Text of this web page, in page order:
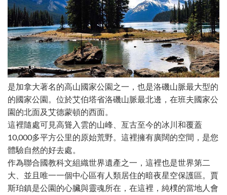
是加拿大著名的高山國家公園之一，也是洛磯山脈最大型的
的國家公園。位於艾伯塔省洛磯山脈最北邊，在班夫國家公
園的北面及艾德蒙頓的西面。
這裡隨處可見高聳入雲的山峰、亙古至今的冰川和覆蓋
10,000多平方公里的原始荒野。這裡擁有廣闊的空間，是您
體驗自然的好去處。
作為聯合國教科文組織世界遺產之一，這裡也是世界第二
大、並且唯一一個中心區有人類居住的暗夜星空保護區。賈
斯珀鎮是公園的心臟與靈魂所在，在這裡，純樸的當地人會